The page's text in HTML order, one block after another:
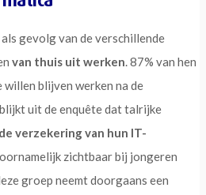
gevolg van de verschillende
van thuis uit werken. 87% van hen
blijven werken na de
uit de enquête dat talrijke
verzekering van hun IT-
zichtbaar bij jongeren
groep neemt doorgaans een